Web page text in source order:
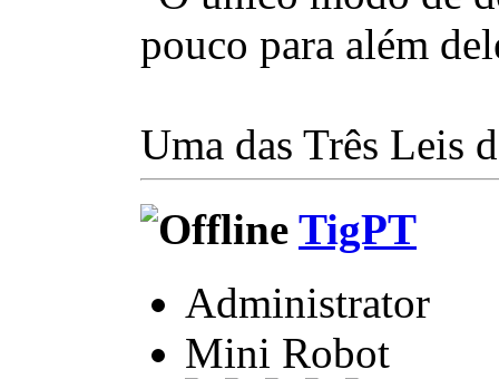
pouco para além
Uma das Três Leis
TigPT
Administrator
Mini Robot